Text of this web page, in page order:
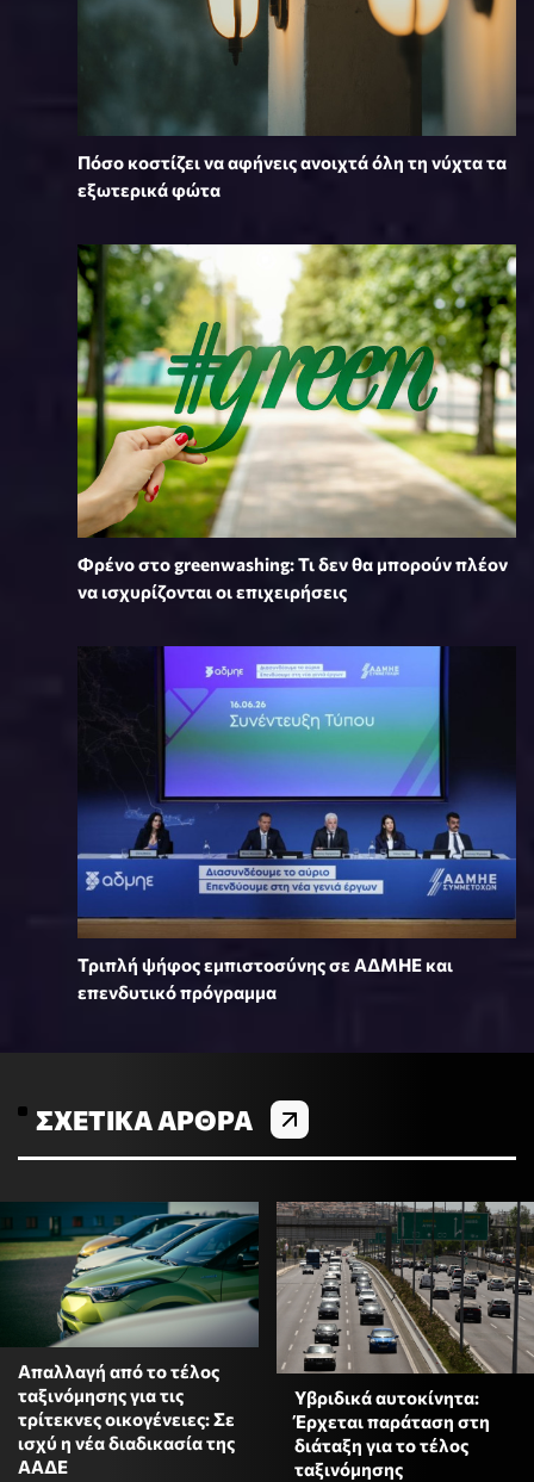
Πόσο κοστίζει να αφήνεις ανοιχτά όλη τη νύχτα τα
εξωτερικά φώτα
Φρένο στο greenwashing: Τι δεν θα μπορούν πλέον
να ισχυρίζονται οι επιχειρήσεις
Τριπλή ψήφος εμπιστοσύνης σε ΑΔΜΗΕ και
επενδυτικό πρόγραμμα
ΣΧΕΤΙΚΆ ΆΡΘΡΑ
Απαλλαγή από το τέλος
ταξινόμησης για τις
τρίτεκνες οικογένειες: Σε
ισχύ η νέα διαδικασία της
ΑΑΔΕ
Υβριδικά αυτοκίνητα:
Έρχεται παράταση στη
διάταξη για το τέλος
ταξινόμησης